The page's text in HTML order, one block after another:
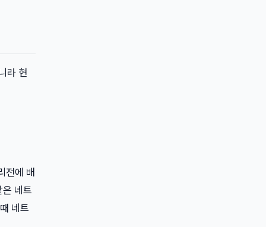
라 현
전에 배
네트
네트